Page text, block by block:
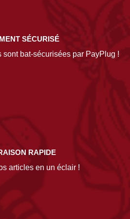
SÉCURISÉ
sont bat-sécurisées par PayPlug !
RAPIDE
articles en un éclair !